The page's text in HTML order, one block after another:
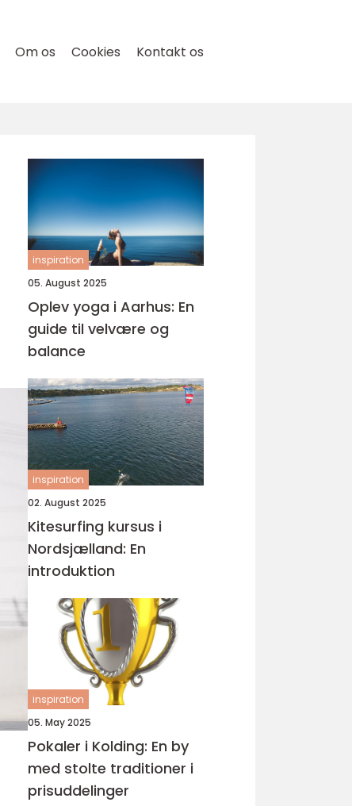
Om os Cookies Kontakt os
inspiration
05. August 2025
Oplev yoga i Aarhus: En
guide til velvære og
balance
inspiration
02. August 2025
Kitesurfing kursus i
Nordsjælland: En
introduktion
inspiration
05. May 2025
Pokaler i Kolding: En by
med stolte traditioner i
prisuddelinger